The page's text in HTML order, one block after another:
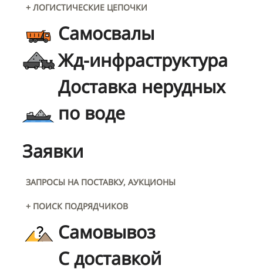
+ ЛОГИСТИЧЕСКИЕ ЦЕПОЧКИ
Самосвалы
Жд-инфраструктура
Доставка нерудных
по воде
Заявки
ЗАПРОСЫ НА ПОСТАВКУ, АУКЦИОНЫ
+ ПОИСК ПОДРЯДЧИКОВ
Самовывоз
С доставкой